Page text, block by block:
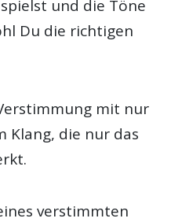
und die Töne
Du die richtigen
mit nur
Klang, die nur das
verstimmten